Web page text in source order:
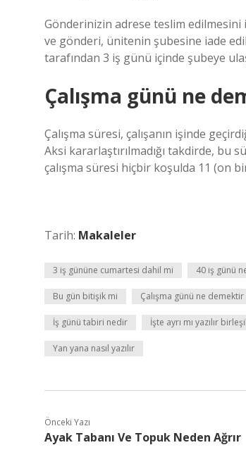
Gönderinizin adrese teslim edilmesini
ve gönderi, ünitenin şubesine iade
tarafından 3 iş günü içinde şubeye
Çalışma günü ne
Çalışma süresi, çalışanın işinde
Aksi kararlaştırılmadığı takdirde, bu
çalışma süresi hiçbir koşulda 11 (on
Tarih: Makaleler
3 iş gününe cumartesi dahil mi 40 iş günü
Bu gün bitişik mi Çalışma günü ne demektir
İş günü tabiri nedir İşte ayrı mı yazılır
Yan yana nasıl yazılır
Önceki Yazı
Ayak Tabanı Ve Topuk Neden Ağrır